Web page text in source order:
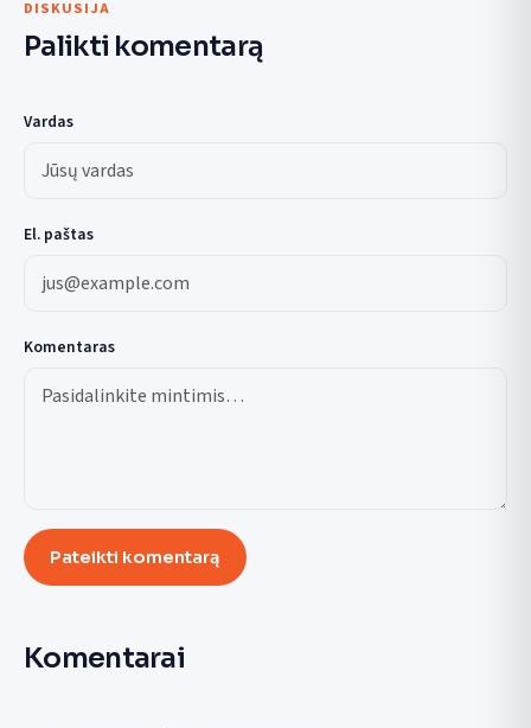
DISKUSIJA
Palikti komentarą
Vardas
El. paštas
Komentaras
Pateikti komentarą
Komentarai